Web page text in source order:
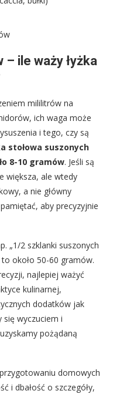
ile waży łyżka
mililitrów na
ich waga może
i tego, czy są
stołowa suszonych
8-10 gramów. Jeśli są
większa, ale wtedy
a nie główny
aby precyzyjnie
„1/2 szklanki suszonych
około 50-60 gramów.
najlepiej ważyć
kulinarnej,
dodatków jak
wyczuciem i
pożądaną
domowych
i dbałość o szczegóły,